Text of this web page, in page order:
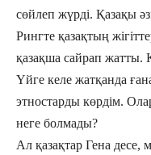
сөйлеп жүрді. Қазақы
Рингте қазақтың
қазақша сайрап жатты.
Үйге келе жатқанда
этностарды көрдім.
неге болмады?
Ал қазақтар Гена